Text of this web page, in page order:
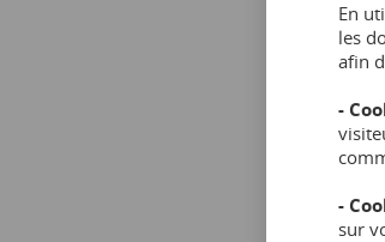
En
les
afin
-
-
sur